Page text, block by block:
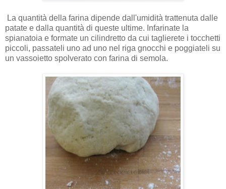
La quantità della farina dipende dall'umidità trattenuta dalle
patate e dalla quantità di queste ultime. Infarinate la
spianatoia e formate un cilindretto da cui taglierete i tocchetti
piccoli, passateli uno ad uno nel riga gnocchi e poggiateli su
un vassoietto spolverato con farina di semola.